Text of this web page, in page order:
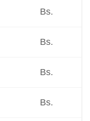
Bs.
Bs.
Bs.
Bs.